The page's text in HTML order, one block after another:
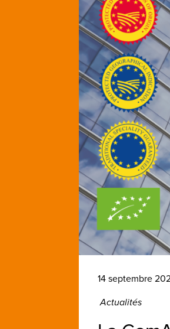
14 septembre
Actualités